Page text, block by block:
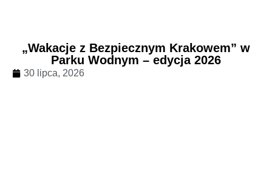
„Wakacje z Bezpiecznym Krakowem” w
Parku Wodnym – edycja 2026
30 lipca, 2026